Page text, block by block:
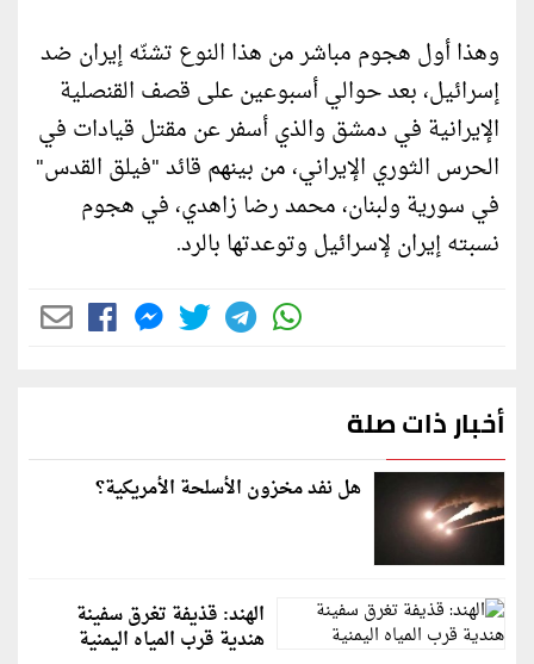
وهذا أول هجوم مباشر من هذا النوع تشنّه إيران ضد
إسرائيل، بعد حوالي أسبوعين على قصف القنصلية
الإيرانية في دمشق والذي أسفر عن مقتل قيادات في
الحرس الثوري الإيراني، من بينهم قائد "فيلق القدس"
في سورية ولبنان، محمد رضا زاهدي، في هجوم
نسبته إيران لإسرائيل وتوعدتها بالرد.
أخبار ذات صلة
هل نفد مخزون الأسلحة الأمريكية؟
الهند: قذيفة تغرق سفينة
هندية قرب المياه اليمنية